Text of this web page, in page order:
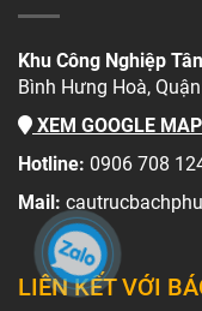
Khu Công Nghiệp
Bình Hưng Hoà,
XEM GOOGLE
Hotline: 0906 708
Mail:
LIÊN KẾT VỚI